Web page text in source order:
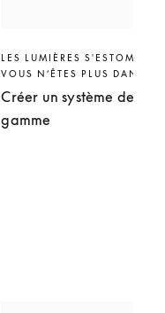
LES LUMIÈRES
VOUS N’ÊTES PLUS DANS
Créer un système de
gamme